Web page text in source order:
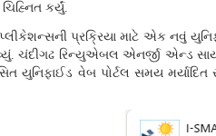
કર્યું.
પ્રક્રિયા માટે એક નવું
ચંદીગઢ રિન્યુએબલ એનર્જી એન્ડ
યુનિફાઈડ વેબ પોર્ટલ સમય